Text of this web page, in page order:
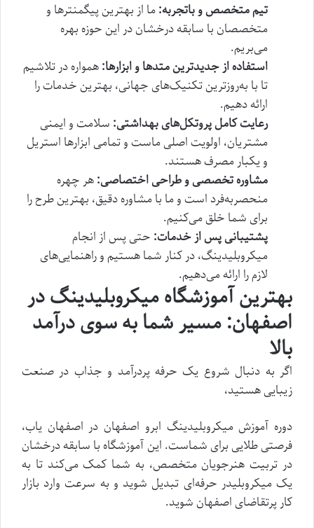
تیم متخصص و باتجربه:ما از بهترین پیگمنترها و
متخصصان با سابقه درخشان در این حوزه بهره
می‌بریم.
استفاده از جدیدترین متدها و ابزارها:همواره در تلاشیم
تا با به‌روزترین تکنیک‌های جهانی، بهترین خدمات را
ارائه دهیم.
رعایت کامل پروتکل‌های بهداشتی: سلامت و ایمنی
مشتریان، اولویت اصلی ماست و تمامی ابزارها استریل
و یکبار مصرف هستند.
مشاوره تخصصی و طراحی اختصاصی:هر چهره
منحصربه‌فرد است و ما با مشاوره دقیق، بهترین طرح را
برای شما خلق می‌کنیم.
پشتیبانی پس از خدمات: حتی پس از انجام
میکروبلیدینگ، در کنار شما هستیم و راهنمایی‌های
لازم را ارائه می‌دهیم.
بهترین آموزشگاه میکروبلیدینگ در
اصفهان: مسیر شما به سوی درآمد
بالا
اگر به دنبال شروع یک حرفه پردرآمد و جذاب در صنعت
زیبایی هستید،
دوره آموزش میکروبلیدینگ ابرو اصفهان در اصفهان یاب،
فرصتی طلایی برای شماست. این آموزشگاه با سابقه درخشان
در تربیت هنرجویان متخصص، به شما کمک می‌کند تا به
یک میکروبلیدر حرفه‌ای تبدیل شوید و به سرعت وارد بازار
کار پرتقاضای اصفهان شوید.